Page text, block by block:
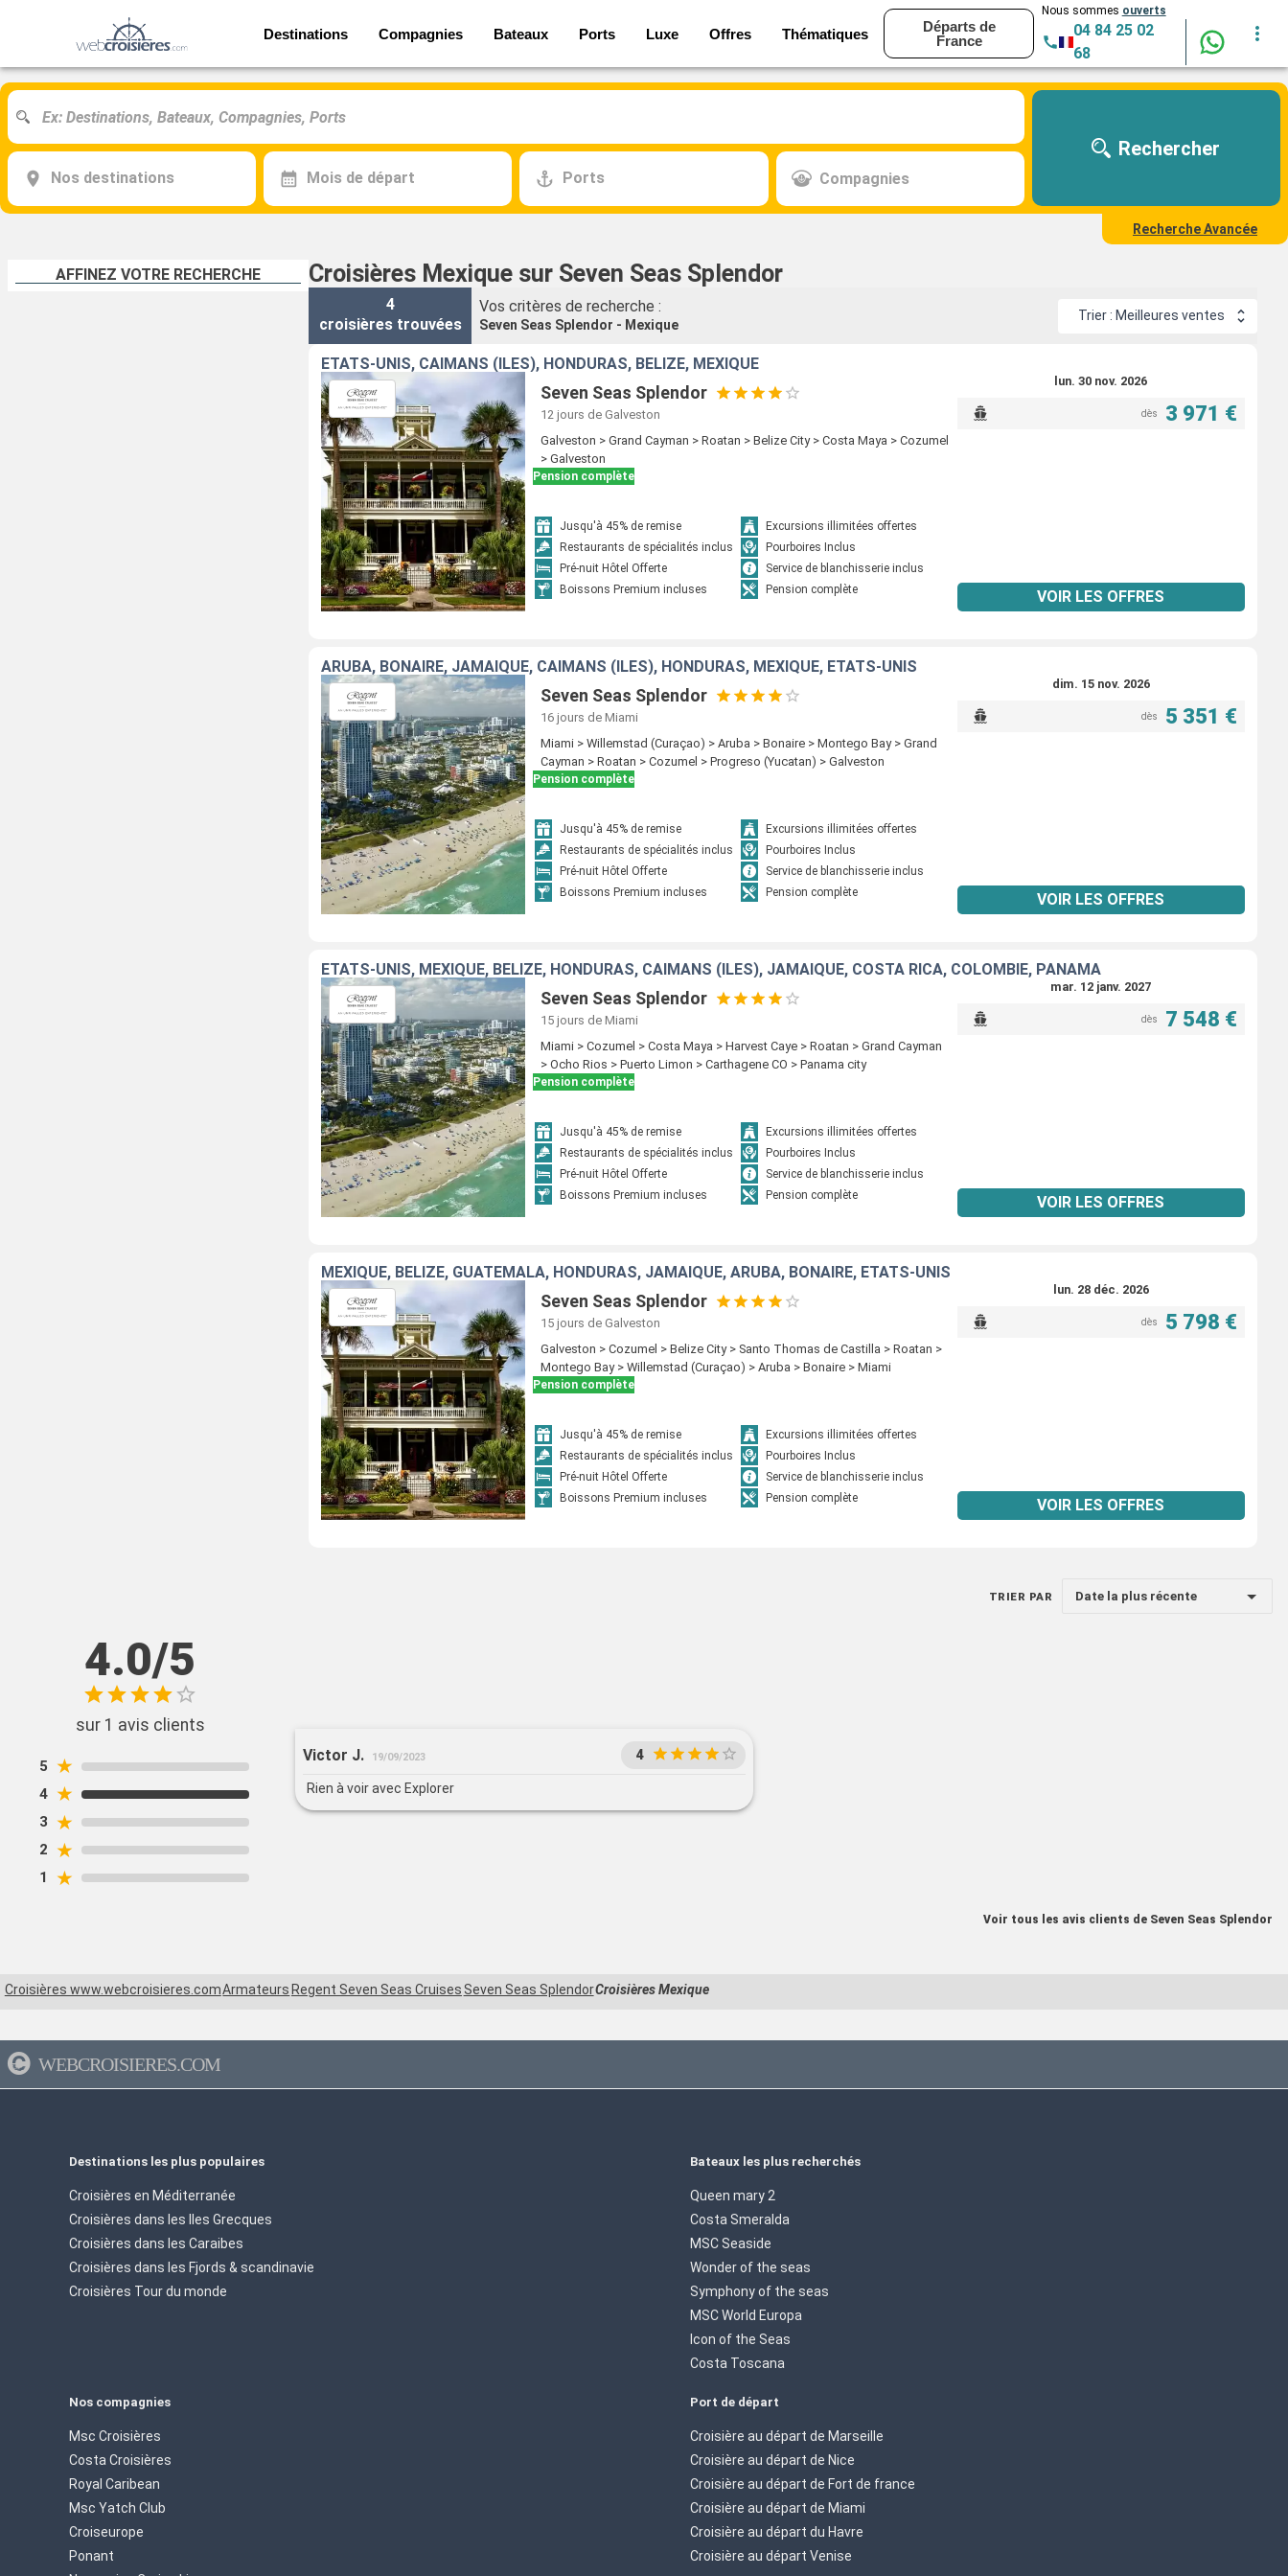
Destinations Compagnies Bateaux Ports Luxe Offres Thématiques
Départs de
France
Nous sommes ouverts
04 84 25 02
68
Nos destinations Mois de départ Ports Compagnies
Rechercher
Recherche Avancée
AFFINEZ VOTRE RECHERCHE Croisières Mexique sur Seven Seas Splendor
4
croisières trouvées
Vos critères de recherche :
Seven Seas Splendor - Mexique
Trier : Meilleures ventes
ÉTATS-UNIS, CAÏMANS (ÎLES), HONDURAS, BELIZE, MEXIQUE
Seven Seas Splendor
12 jours de Galveston
Galveston > Grand Cayman > Roatan > Belize City > Costa Maya > Cozumel
> Galveston
Pension complète
Jusqu'à 45% de remise
Excursions illimitées offertes
Restaurants de spécialités inclus
Pourboires Inclus
Pré-nuit Hôtel Offerte
Service de blanchisserie inclus
Boissons Premium incluses
Pension complète
lun. 30 nov. 2026
dès 3 971 €
VOIR LES OFFRES
ARUBA, BONAIRE, JAMAÏQUE, CAÏMANS (ÎLES), HONDURAS, MEXIQUE, ÉTATS-UNIS
Seven Seas Splendor
16 jours de Miami
Miami > Willemstad (Curaçao) > Aruba > Bonaire > Montego Bay > Grand
Cayman > Roatan > Cozumel > Progreso (Yucatan) > Galveston
Pension complète
Jusqu'à 45% de remise
Excursions illimitées offertes
Restaurants de spécialités inclus
Pourboires Inclus
Pré-nuit Hôtel Offerte
Service de blanchisserie inclus
Boissons Premium incluses
Pension complète
dim. 15 nov. 2026
dès 5 351 €
VOIR LES OFFRES
ÉTATS-UNIS, MEXIQUE, BELIZE, HONDURAS, CAÏMANS (ÎLES), JAMAÏQUE, COSTA RICA, COLOMBIE, PANAMA
Seven Seas Splendor
15 jours de Miami
Miami > Cozumel > Costa Maya > Harvest Caye > Roatan > Grand Cayman
> Ocho Rios > Puerto Limon > Carthagene CO > Panama city
Pension complète
Jusqu'à 45% de remise
Excursions illimitées offertes
Restaurants de spécialités inclus
Pourboires Inclus
Pré-nuit Hôtel Offerte
Service de blanchisserie inclus
Boissons Premium incluses
Pension complète
mar. 12 janv. 2027
dès 7 548 €
VOIR LES OFFRES
MEXIQUE, BELIZE, GUATEMALA, HONDURAS, JAMAÏQUE, ARUBA, BONAIRE, ÉTATS-UNIS
Seven Seas Splendor
15 jours de Galveston
Galveston > Cozumel > Belize City > Santo Thomas de Castilla > Roatan >
Montego Bay > Willemstad (Curaçao) > Aruba > Bonaire > Miami
Pension complète
Jusqu'à 45% de remise
Excursions illimitées offertes
Restaurants de spécialités inclus
Pourboires Inclus
Pré-nuit Hôtel Offerte
Service de blanchisserie inclus
Boissons Premium incluses
Pension complète
lun. 28 déc. 2026
dès 5 798 €
VOIR LES OFFRES
TRIER PAR Date la plus récente
4.0/5
sur 1 avis clients
5 ★
4 ★
3 ★
2 ★
1 ★
Victor J. 19/09/2023 4
Rien à voir avec Explorer
Voir tous les avis clients de Seven Seas Splendor
Croisières www.webcroisieres.comArmateurs Regent Seven Seas Cruises Seven Seas SplendorCroisières Mexique
WEBCROISIERES.COM
Destinations les plus populaires
Croisières en Méditerranée
Croisières dans les Iles Grecques
Croisières dans les Caraibes
Croisières dans les Fjords & scandinavie
Croisières Tour du monde
Bateaux les plus recherchés
Queen mary 2
Costa Smeralda
MSC Seaside
Wonder of the seas
Symphony of the seas
MSC World Europa
Icon of the Seas
Costa Toscana
Nos compagnies
Msc Croisières
Costa Croisières
Royal Caribean
Msc Yatch Club
Croiseurope
Ponant
Port de départ
Croisière au départ de Marseille
Croisière au départ de Nice
Croisière au départ de Fort de france
Croisière au départ de Miami
Croisière au départ du Havre
Croisière au départ Venise